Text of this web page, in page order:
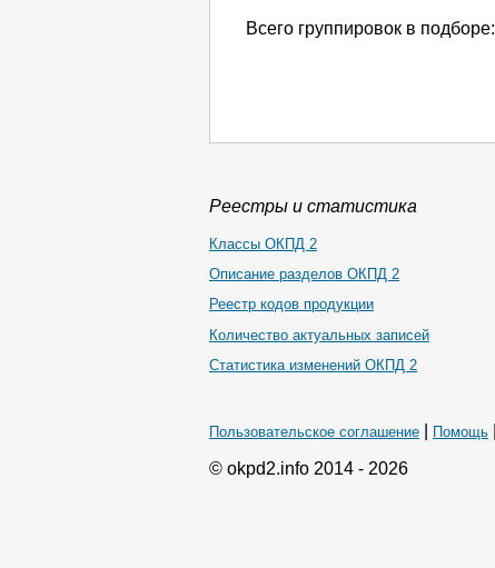
Всего группировок в подборе:
Реестры и статистика
Классы ОКПД 2
Описание разделов ОКПД 2
Реестр кодов продукции
Количество актуальных записей
Статистика изменений ОКПД 2
Пользовательское соглашение Помощь
© okpd2.info 2014 - 2026